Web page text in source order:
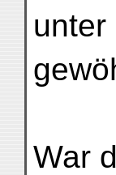
unter
War